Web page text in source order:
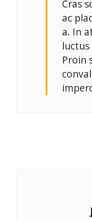
Cras
ac
a. In
Proin